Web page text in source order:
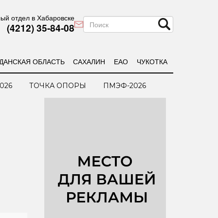
отдел в Хабаровске
(4212) 35-84-08
ОБЛАСТЬ САХАЛИН ЕАО ЧУКОТКА
ТОЧКА ОПОРЫ ПМЭФ-2026